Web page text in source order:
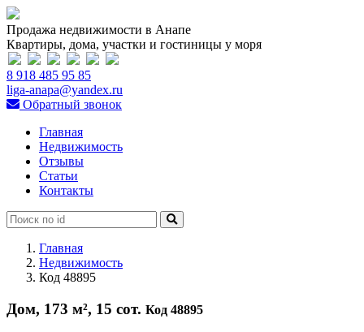
Продажа недвижимости в Анапе
Квартиры, дома, участки и гостиницы у моря
8 918 485 95 85
liga-anapa@yandex.ru
Обратный звонок
Главная
Недвижимость
Отзывы
Статьи
Контакты
Главная
Недвижимость
Код 48895
Дом, 173 м², 15 сот. Код 48895